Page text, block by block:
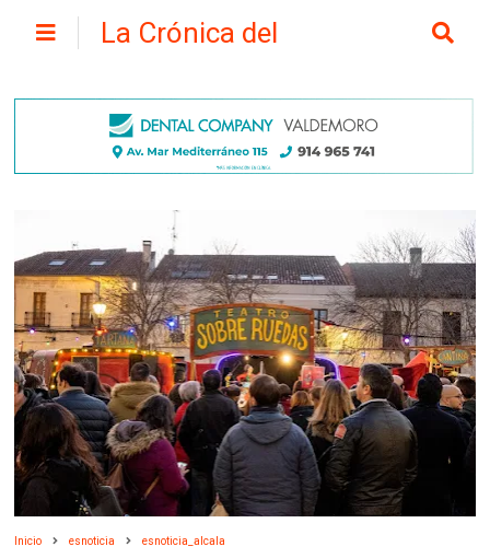
La Crónica del
Inicio esnoticia esnoticia_alcala